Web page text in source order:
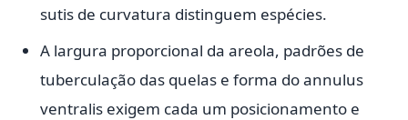
sutis de curvatura distinguem espécies.
A largura proporcional da areola, padrões de
tuberculação das quelas e forma do annulus
ventralis exigem cada um posicionamento e